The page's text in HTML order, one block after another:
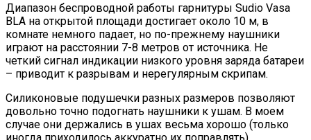
Диапазон беспроводной работы гарнитуры Sudio Vasa
BLA на открытой площади достигает около 10 м, в
комнате немного падает, но по-прежнему наушники
играют на расстоянии 7-8 метров от источника. Не
четкий сигнал индикации низкого уровня заряда батареи
– приводит к разрывам и нерегулярным скрипам.
Силиконовые подушечки разных размеров позволяют
довольно точно подогнать наушники к ушам. В моем
случае они держались в ушах весьма хорошо (только
иногда приходилось аккуратно их поправлять).